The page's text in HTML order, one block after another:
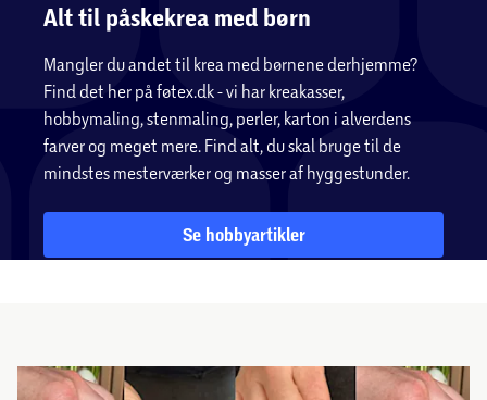
Alt til påskekrea med børn
Mangler du andet til krea med børnene derhjemme?
Find det her på føtex.dk - vi har kreakasser,
hobbymaling, stenmaling, perler, karton i alverdens
farver og meget mere. Find alt, du skal bruge til de
mindstes mesterværker og masser af hyggestunder.
Se hobbyartikler